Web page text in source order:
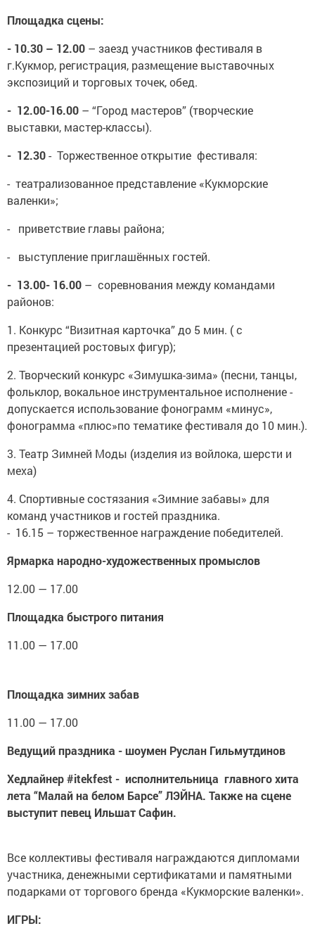
Площадка сцены:
- 10.30 – 12.00 – заезд участников фестиваля в
г.Кукмор, регистрация, размещение выставочных
экспозиций и торговых точек, обед.
- 12.00-16.00 – “Город мастеров” (творческие
выставки, мастер-классы).
- 12.30- Торжественное открытие фестиваля:
- театрализованное представление «Кукморские
валенки»;
- приветствие главы района;
- выступление приглашённых гостей.
- 13.00- 16.00 – соревнования между командами
районов:
1. Конкурс “Визитная карточка” до 5 мин. ( с
презентацией ростовых фигур);
2. Творческий конкурс «Зимушка-зима» (песни, танцы,
фольклор, вокальное инструментальное исполнение -
допускается использование фонограмм «минус»,
фонограмма «плюс»по тематике фестиваля до 10 мин.).
3. Театр Зимней Моды (изделия из войлока, шерсти и
меха)
4. Спортивные состязания «Зимние забавы» для
команд участников и гостей праздника.
- 16.15 – торжественное награждение победителей.
Ярмарка народно-художественных промыслов
12.00 — 17.00
Площадка быстрого питания
11.00 — 17.00
Площадка зимних забав
11.00 — 17.00
Ведущий праздника - шоумен Руслан Гильмутдинов
Хедлайнер #itekfest - исполнительница главного хита
лета “Малай на белом Барсе” ЛЭЙНА. Также на сцене
выступит певец Ильшат Сафин.
Все коллективы фестиваля награждаются дипломами
участника, денежными сертификатами и памятными
подарками от торгового бренда «Кукморские валенки».
ИГРЫ: